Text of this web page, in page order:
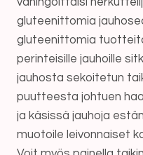
gluteenittomia
gluteenittomia
perinteisille jauhoille
jauhosta sekoitetun
puutteesta johtuen
ja käsissä jauhoja
muotoile leivonnaiset